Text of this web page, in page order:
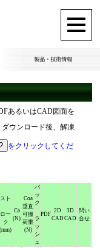
あるいはCAD図面を
ダウンロード後、解凍
をクリックしてくだ
スト
ロー
ク
(mm)
Ca
(N)
Coa
垂直
可搬
荷重
(N)
バ
ッ
ク
ラ
ッ
シ
ュ
PDF
2D
CAD
3D
CAD
問い
合せ